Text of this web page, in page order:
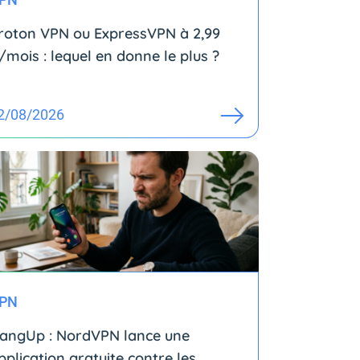
VPN ou ExpressVPN à 2,99
: lequel en donne le plus ?
08/2026
: NordVPN lance une